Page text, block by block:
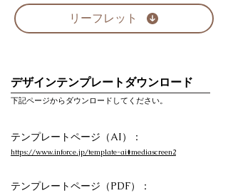
リーフレット
デザインテンプレートダウンロード
下記ページからダウンロードしてください。
テンプレートページ（AI）：
https://www.inforce.jp/template-ai#mediascreen2
テンプレートページ（PDF）：